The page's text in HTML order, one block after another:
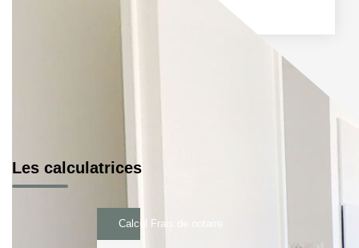
Les calculatrices
Calcul Frais de notaire